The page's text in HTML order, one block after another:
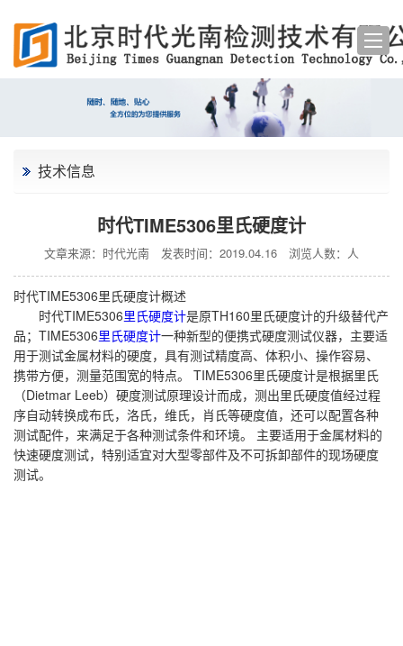
技术信息
时代TIME5306里氏硬度计
文章来源：时代光南 发表时间：2019.04.16 浏览人数： 人
时代TIME5306里氏硬度计概述
时代TIME5306里氏硬度计是原TH160里氏硬度计的升级替代产
品；TIME5306里氏硬度计一种新型的便携式硬度测试仪器，主要适
用于测试金属材料的硬度，具有测试精度高、体积小、操作容易、
携带方便，测量范围宽的特点。 TIME5306里氏硬度计是根据里氏
（Dietmar Leeb）硬度测试原理设计而成，测出里氏硬度值经过程
序自动转换成布氏，洛氏，维氏，肖氏等硬度值，还可以配置各种
测试配件，来满足于各种测试条件和环境。 主要适用于金属材料的
快速硬度测试，特别适宜对大型零部件及不可拆卸部件的现场硬度
测试。